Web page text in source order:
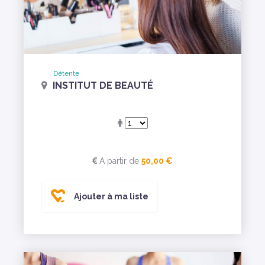
Détente
INSTITUT DE BEAUTÉ
A partir de 50,00 €
Ajouter à ma liste